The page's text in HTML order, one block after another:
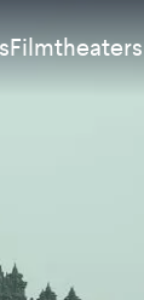
Filmtheaters